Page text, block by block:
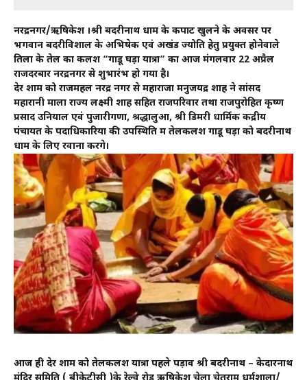
नरेंद्रनगर/ऋषिकेश ।श्री बदरीनाथ धाम के कपाट खुलने के अवसर पर
भगवान बदरीविशाल के अभिषेक एवं अखंड ज्योति हेतु प्रयुक्त होनेवाले
तिलों के तेल का कलश “गाडू घड़ा यात्रा” का आज मंगलवार 22 अप्रैल
राजदरबार नरेंद्रनगर से शुभारंभ हो गया है।
देर शाम को राजमहल नरेंद्र नगर से महाराजा मनुजयेंद्र शाह ने सांसद
महारानी माला राज्य लक्ष्मी शाह सहित राजपरिवार तथा राजपुरोहित कृष्ण
प्रसाद उनियाल एवं पुजारीगणों, श्रद्धालुओं, श्री डिमरी धार्मिक केंद्रीय
पंचायत के पदाधिकारियों की उपस्थिति में तेलकलश गाडू घड़ा को बदरीनाथ
धाम के लिए रवाना करेंगे।
आज ही देर शाम को तेलकलश यात्रा पहले पड़ाव श्री बदरीनाथ – केदारनाथ